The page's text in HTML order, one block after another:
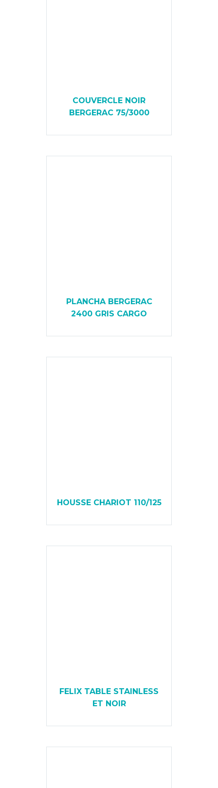
COUVERCLE NOIR
BERGERAC 75/3000
PLANCHA BERGERAC
2400 GRIS CARGO
HOUSSE CHARIOT 110/125
FELIX TABLE STAINLESS
ET NOIR